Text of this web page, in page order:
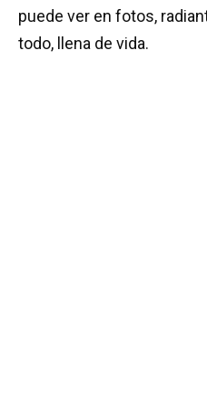
puede ver en fotos,
todo, llena de vida.